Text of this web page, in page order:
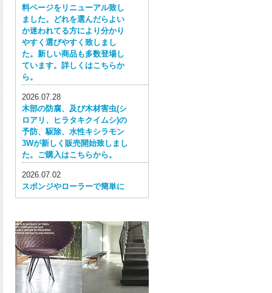
料ページをリニューアル致し
ました。どれを選んだらよい
か迷われてる方により分かり
やすく選びやすく致しまし
た。新しい商品も多数登場し
ています。詳しくはこちらか
ら。
2026.07.28
木部の防腐、及び木材害虫(シ
ロアリ、ヒラタキクイムシ)の
予防、駆除、水性キシラモン
3Wが新しく販売開始致しまし
た。ご購入はこちらから。
2026.07.02
スポンジやローラーで簡単に
塗ってはがせる目かくし用水
イントが新しく販売開始致し
ました。ご購入はこちらか
ら。
2026.06.30
ウレタン特有の網目構造の反
応塗膜は、強靭で耐衝撃性、